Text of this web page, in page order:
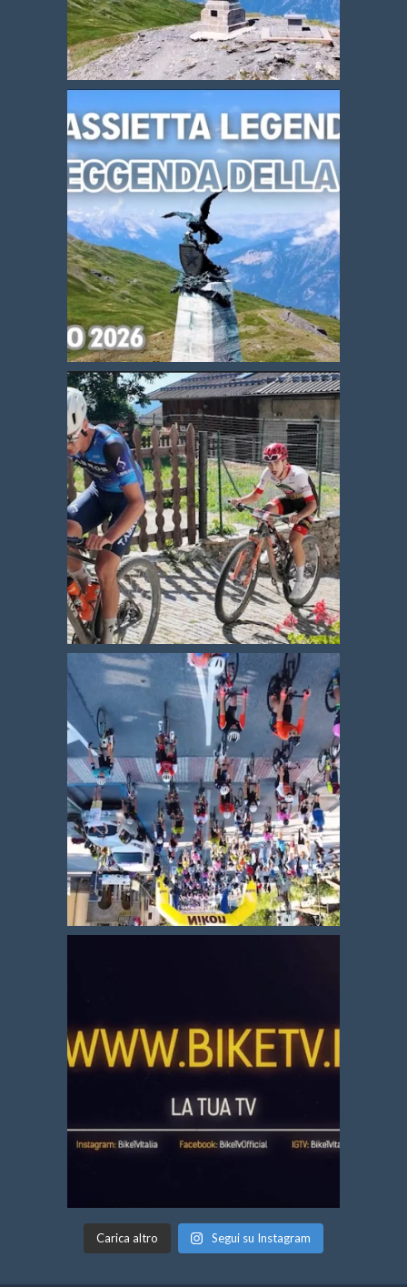
Carica altro Segui su Instagram